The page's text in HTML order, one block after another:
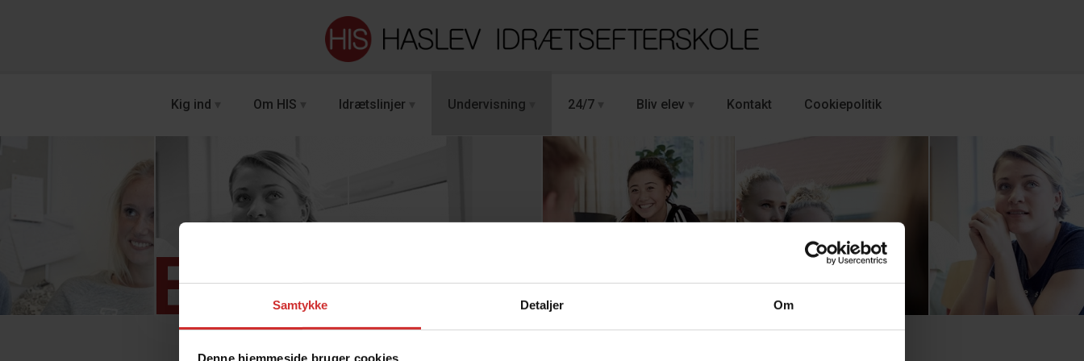
Samtykke Detaljer Om
Denne hjemmeside bruger cookies
Kig ind Om HIS Idrætslinjer Undervisning 24/7 Bliv elev Kontakt Cookiepolitik
Engelsk